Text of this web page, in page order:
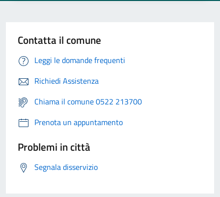
Contatta il comune
Leggi le domande frequenti
Richiedi Assistenza
Chiama il comune 0522 213700
Prenota un appuntamento
Problemi in città
Segnala disservizio